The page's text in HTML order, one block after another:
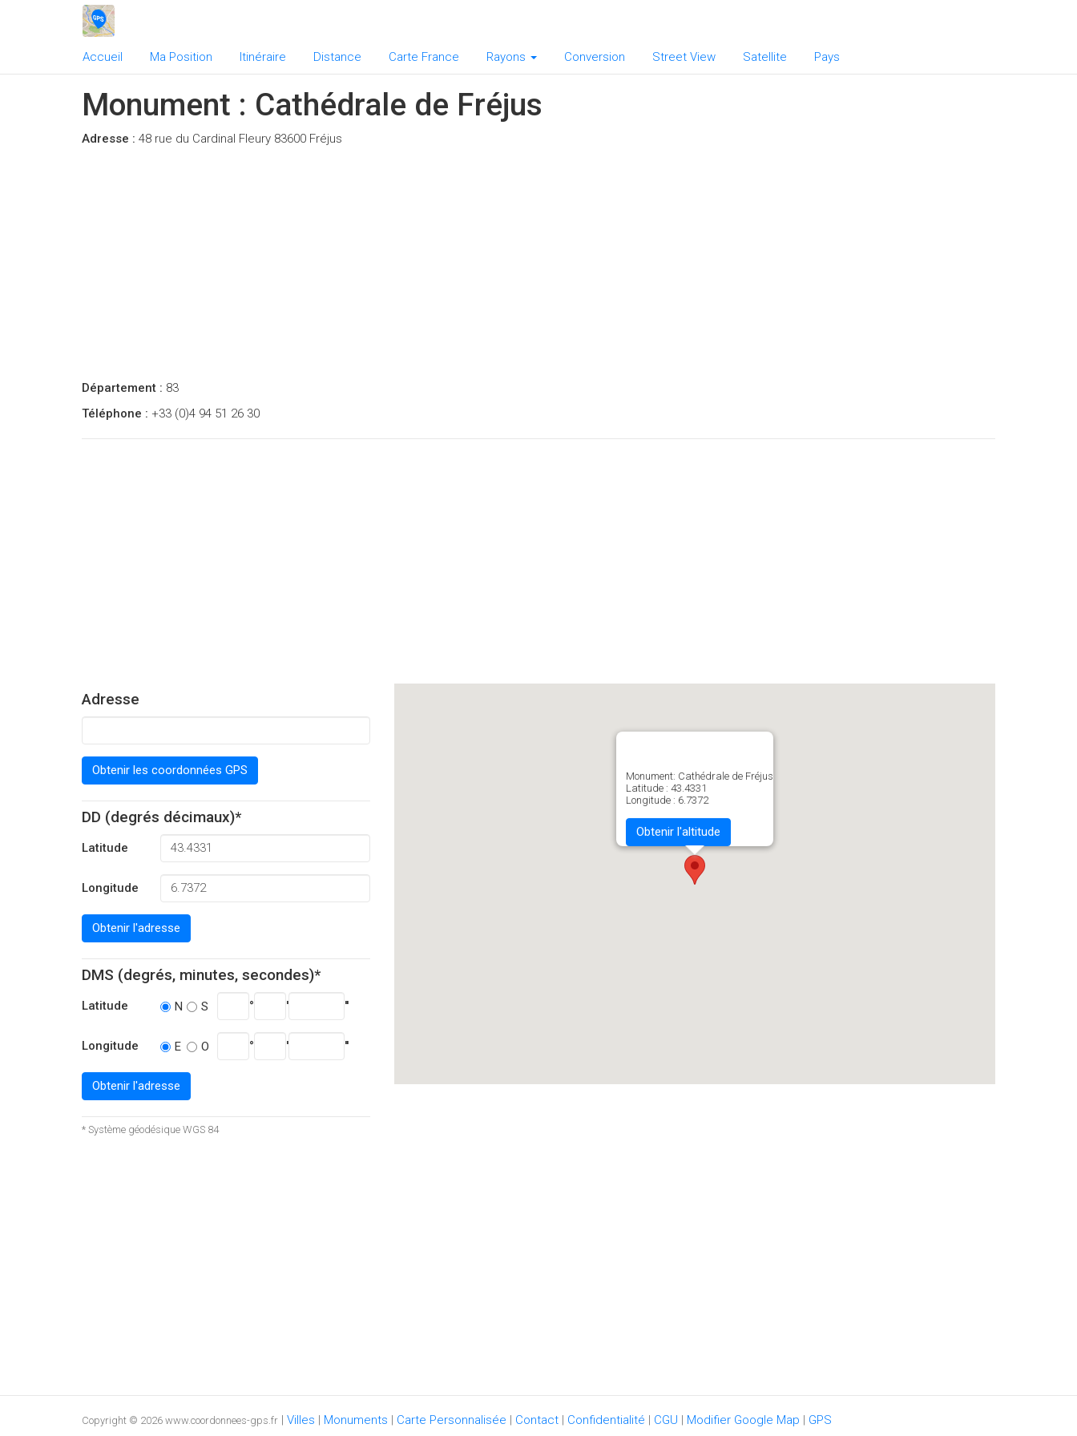
Accueil Ma Position Itinéraire Distance Carte France Rayons Conversion Street View Satellite Pays
Monument : Cathédrale de Fréjus
Adresse : 48 rue du Cardinal Fleury 83600 Fréjus
Département : 83
Téléphone : +33 (0)4 94 51 26 30
Adresse
Obtenir les coordonnées GPS
DD (degrés décimaux)*
Latitude
Longitude
Obtenir l'adresse
DMS (degrés, minutes, secondes)*
Latitude N S ° ' ''
Longitude E O ° ' ''
Obtenir l'adresse
* Système géodésique WGS 84
Monument: Cathédrale de Fréjus
Latitude : 43.4331
Longitude : 6.7372
Obtenir l'altitude
Copyright © 2026 www.coordonnees-gps.fr | Villes | Monuments | Carte Personnalisée | Contact | Confidentialité | CGU | Modifier Google Map | GPS